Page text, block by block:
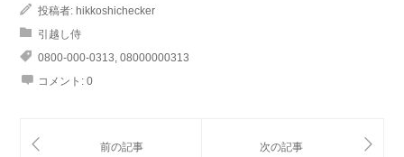
投稿者: hikkoshichecker
引越し侍
0800-000-0313 08000000313
コメント: 0